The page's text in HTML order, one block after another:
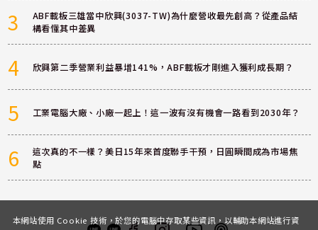
3
ABF載板三雄當中欣興(3037-TW)為什麼營收最先創高？從產品結
構看懂其中差異
4 欣興第二季營業利益暴增141%，ABF載板才剛進入獲利成長期？
5 工業電腦大廠、小廠一起上！這一波有沒有機會一路看到2030年？
6
這次真的不一樣？美日15年來首度聯手干預，日圓瞬間成為市場焦
點
本網站使用 Cookie 技術，於您的電腦中存取某些資訊，以輔助本網站進行資